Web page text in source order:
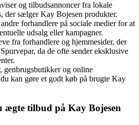
og tilbudsannoncer fra lokale
der sælger Kay Bojesen produkter.
forhandlere på sociale medier for at
udsalg eller kampagner.
fra forhandlere og hjemmesider, der
da de ofte sender eksklusive
genbrugsbutikker og online
kan gøre et godt køb på brugte Kay
ægte tilbud på Kay Bojesen